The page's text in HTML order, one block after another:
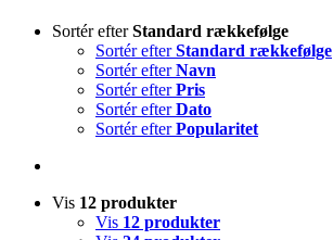
Sortér efterStandard rækkefølge
Sortér efterStandard rækkefølge
Sortér efterNavn
Sortér efterPris
Sortér efterDato
Sortér efterPopularitet
Vis 12 produkter
Vis 12 produkter